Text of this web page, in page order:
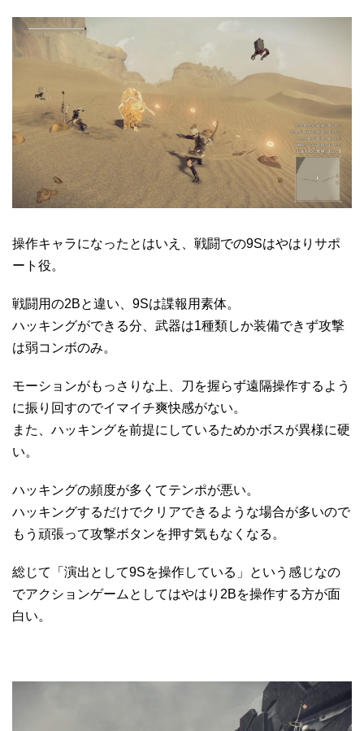
操作キャラになったとはいえ、戦闘での9Sはやはりサポ
ート役。
戦闘用の2Bと違い、9Sは諜報用素体。
ハッキングができる分、武器は1種類しか装備できず攻撃
は弱コンボのみ。
モーションがもっさりな上、刀を握らず遠隔操作するよう
に振り回すのでイマイチ爽快感がない。
また、ハッキングを前提にしているためかボスが異様に硬
い。
ハッキングの頻度が多くてテンポが悪い。
ハッキングするだけでクリアできるような場合が多いので
もう頑張って攻撃ボタンを押す気もなくなる。
総じて「演出として9Sを操作している」という感じなの
でアクションゲームとしてはやはり2Bを操作する方が面
白い。